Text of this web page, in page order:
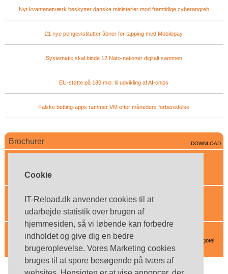
Cookie
IT-Reload.dk anvender cookies til at
udarbejde statistik over brugen af
hjemmesiden, så vi løbende kan forbedre
indholdet og give dig en bedre
brugeroplevelse. Vores Marketing cookies
bruges til at spore besøgende på tværs af
Nyt kvantenetværk beskytter danske ministerier mod fremtidige cyberangreb
21 nye pengeinstitutter åbner for tapping med Mobilepay
Systematic skal binde 12 Nato-nationer digitalt sammen
EU-støtte på 180 mio. til udvikling af AI-chips
Falske betting-apps rammer VM efter måneders forberedelse
Brochurer DOWNLOAD
Enghouse Interactive
Ergotel
Se de smarte headset-løsninger fra Plantronics - kan købes hos Ergotel